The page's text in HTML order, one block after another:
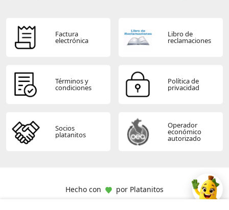
Factura
electrónica
Libro de
reclamaciones
Términos y
condiciones
Política de
privacidad
Socios
platanitos
Operador
económico
autorizado
Hecho con por Platanitos